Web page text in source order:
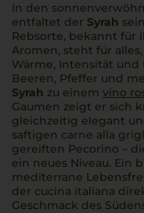
In den
entfaltet der Syrah
Rebsorte, bekannt für
Aromen, steht für
Wärme, Intensität und
Beeren, Pfeffer und
Syrah zu einem vino
Gaumen zeigt er sich
gleichzeitig elegant
saftigen carne alla
gereiften Pecorino –
ein neues Niveau. Ein
mediterrane
der cucina italiana
Geschmack des